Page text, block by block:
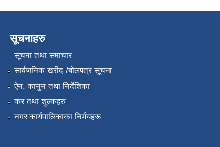
सूचनाहरु
सूचना तथा समाचार
सार्वजनिक खरीद /बोलपत्र सूचना
ऐन, कानुन तथा निर्देशिका
कर तथा शुल्कहरु
नगर कार्यपालिकाका निर्णयहरू